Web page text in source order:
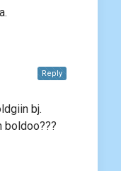
bj.
boldoo???
Reply